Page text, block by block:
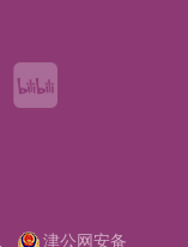
津公网安备